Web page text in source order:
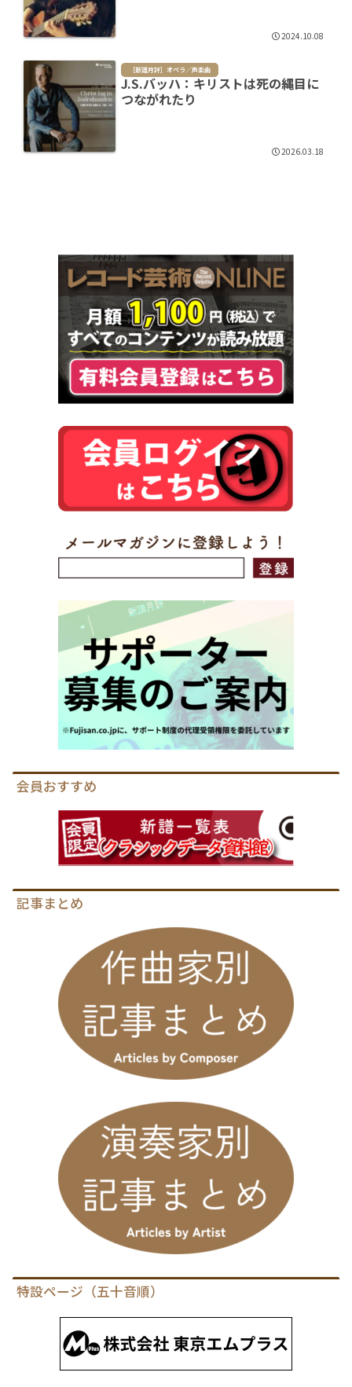
2024.10.08
［新譜月評］オペラ／声楽曲
J.S.バッハ：キリストは死の縄目に
つながれたり
2026.03.18
会員おすすめ
記事まとめ
特設ページ（五十音順）